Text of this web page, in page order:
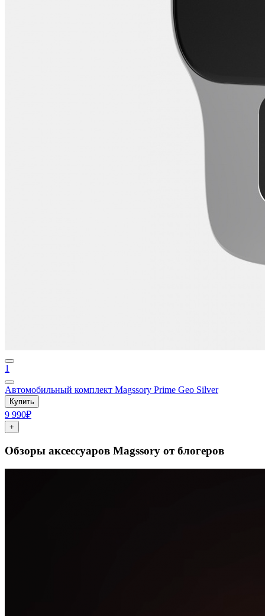
1
Автомобильный комплект Magssory Prime Geo Silver
Купить
9 990₽
+
Обзоры аксессуаров Magssory от блогеров